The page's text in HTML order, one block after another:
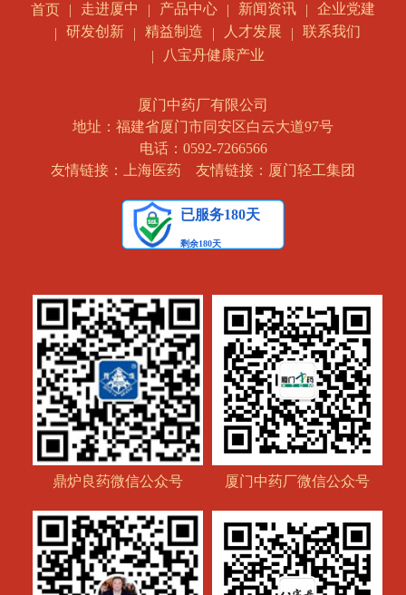
首页 走进厦中 产品中心 新闻资讯
企业党建
研发创新
精益制造 人才发展
联系我们
八宝丹健康产业
厦门中药厂有限公司
地址：福建省厦门市同安区白云大道97号
电话：0592-7266566
友情链接：上海医药
友情链接：厦门轻工集团
鼎炉良药微信公众号 厦门中药厂微信公众号